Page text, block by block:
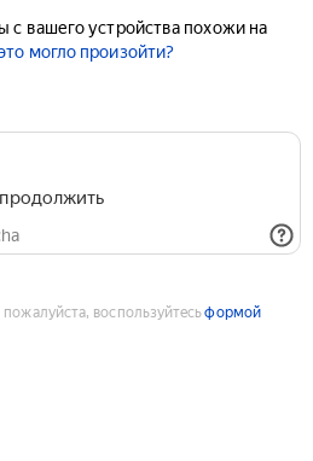
с вашего устройства похожи на
могло произойти?
воспользуйтесьформой